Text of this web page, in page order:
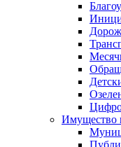
Имущество